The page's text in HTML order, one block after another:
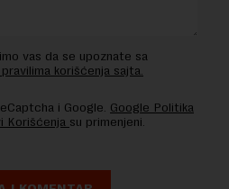
vas da se upoznate sa
korišćenja sajta.
i Google. Google Politika
Korišćenja su primenjeni.